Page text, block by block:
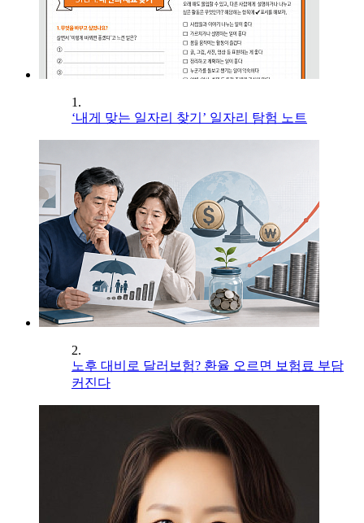
1.
‘내게 맞는 일자리 찾기’ 일자리 탐험 노트
2.
노후 대비로 달러보험? 환율 오르면 보험료 부담
커진다